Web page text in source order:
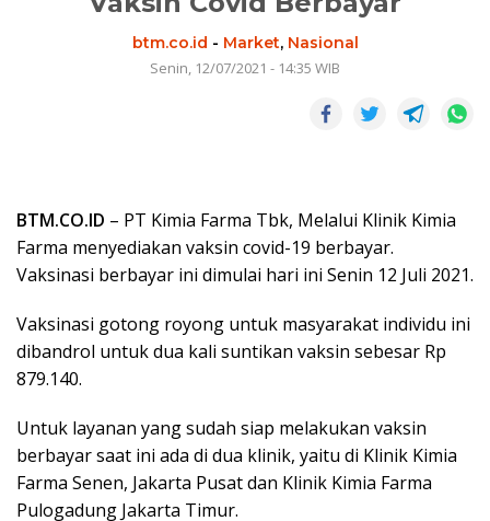
btm.co.id - Market, Nasional
Senin, 12/07/2021 - 14:35 WIB
BTM.CO.ID – PT Kimia Farma Tbk, Melalui Klinik Kimia
Farma menyediakan vaksin covid-19 berbayar.
Vaksinasi berbayar ini dimulai hari ini Senin 12 Juli 2021.
Vaksinasi gotong royong untuk masyarakat individu ini
dibandrol untuk dua kali suntikan vaksin sebesar Rp
879.140.
Untuk layanan yang sudah siap melakukan vaksin
berbayar saat ini ada di dua klinik, yaitu di Klinik Kimia
Farma Senen, Jakarta Pusat dan Klinik Kimia Farma
Pulogadung Jakarta Timur.